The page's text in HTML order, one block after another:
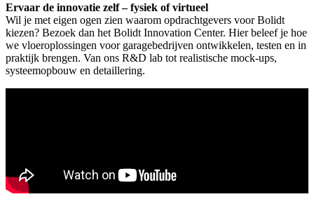
Ervaar de innovatie zelf – fysiek of virtueel
Wil je met eigen ogen zien waarom opdrachtgevers voor Bolidt
kiezen? Bezoek dan het Bolidt Innovation Center. Hier beleef je hoe
we vloeroplossingen voor garagebedrijven ontwikkelen, testen en in
praktijk brengen. Van ons R&D lab tot realistische mock-ups,
systeemopbouw en detaillering.